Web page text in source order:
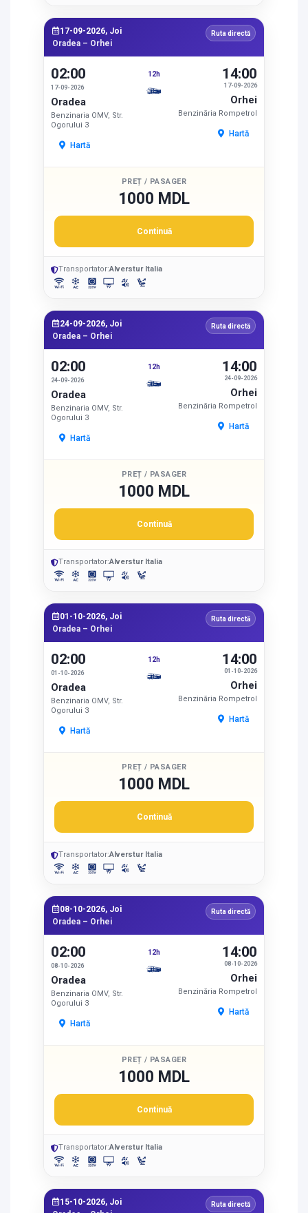
17-09-2026, Joi
Oradea – Orhei
Ruta directă
02:00
17-09-2026
Oradea
Benzinaria OMV, Str.
Ogorului 3
Hartă
12h
17-09-2026
14:00
Orhei
Benzinăria Rompetrol
Hartă
PREȚ / PASAGER
1000 MDL
Continuă
Transportator:Alverstur Italia
24-09-2026, Joi
Oradea – Orhei
Ruta directă
02:00
24-09-2026
Oradea
Benzinaria OMV, Str.
Ogorului 3
Hartă
12h
24-09-2026
14:00
Orhei
Benzinăria Rompetrol
Hartă
PREȚ / PASAGER
1000 MDL
Continuă
Transportator:Alverstur Italia
01-10-2026, Joi
Oradea – Orhei
Ruta directă
02:00
01-10-2026
Oradea
Benzinaria OMV, Str.
Ogorului 3
Hartă
12h
01-10-2026
14:00
Orhei
Benzinăria Rompetrol
Hartă
PREȚ / PASAGER
1000 MDL
Continuă
Transportator:Alverstur Italia
08-10-2026, Joi
Oradea – Orhei
Ruta directă
02:00
08-10-2026
Oradea
Benzinaria OMV, Str.
Ogorului 3
Hartă
12h
08-10-2026
14:00
Orhei
Benzinăria Rompetrol
Hartă
PREȚ / PASAGER
1000 MDL
Continuă
Transportator:Alverstur Italia
15-10-2026, Joi
Ruta directă